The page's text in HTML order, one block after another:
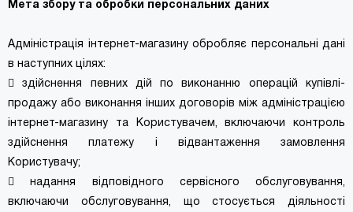
Мета збору та обробки персональних даних
Адміністрація інтернет-магазину обробляє персональні дані
в наступних цілях:
 здійснення певних дій по виконанню операцій купівлі-
продажу або виконання інших договорів між адміністрацією
інтернет-магазину та Користувачем, включаючи контроль
здійснення платежу і відвантаження замовлення
Користувачу;
 надання відповідного сервісного обслуговування,
включаючи обслуговування, що стосується діяльності